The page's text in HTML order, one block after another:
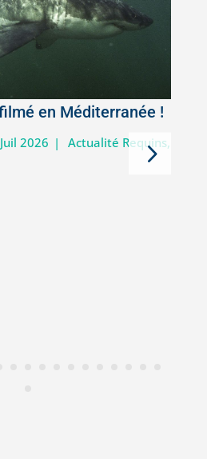
en Méditerranée !
2026 | Actualité Requins,